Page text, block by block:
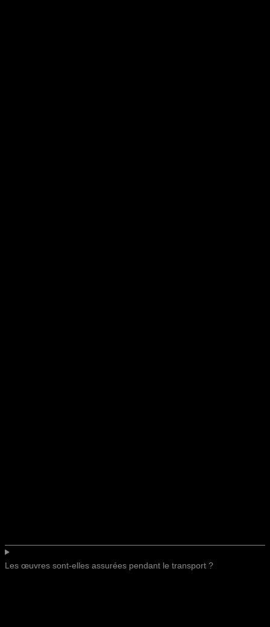
Les œuvres sont-elles assurées pendant le transport ?